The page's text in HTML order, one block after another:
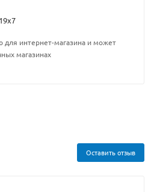
для интернет-магазина и может
магазинах
Оставить отзыв